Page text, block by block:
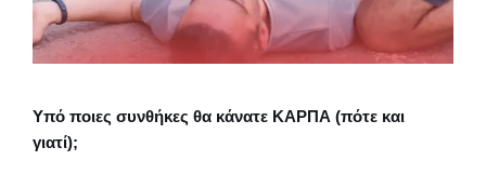
Υπό ποιες συνθήκες θα κάνατε ΚΑΡΠΑ (πότε και
γιατί);